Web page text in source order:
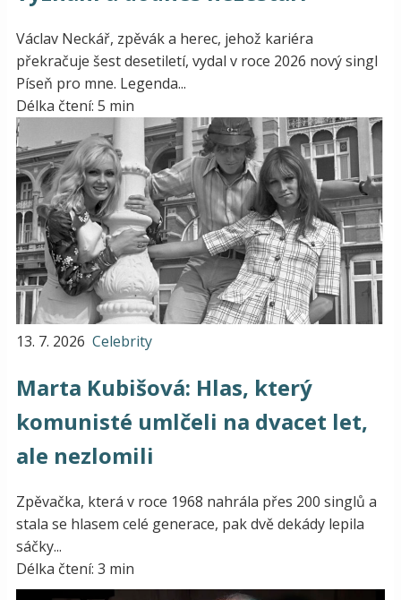
Václav Neckář, zpěvák a herec, jehož kariéra
překračuje šest desetiletí, vydal v roce 2026 nový singl
Píseň pro mne. Legenda...
Délka čtení: 5 min
13. 7. 2026 Celebrity
Marta Kubišová: Hlas, který
komunisté umlčeli na dvacet let,
ale nezlomili
Zpěvačka, která v roce 1968 nahrála přes 200 singlů a
stala se hlasem celé generace, pak dvě dekády lepila
sáčky...
Délka čtení: 3 min